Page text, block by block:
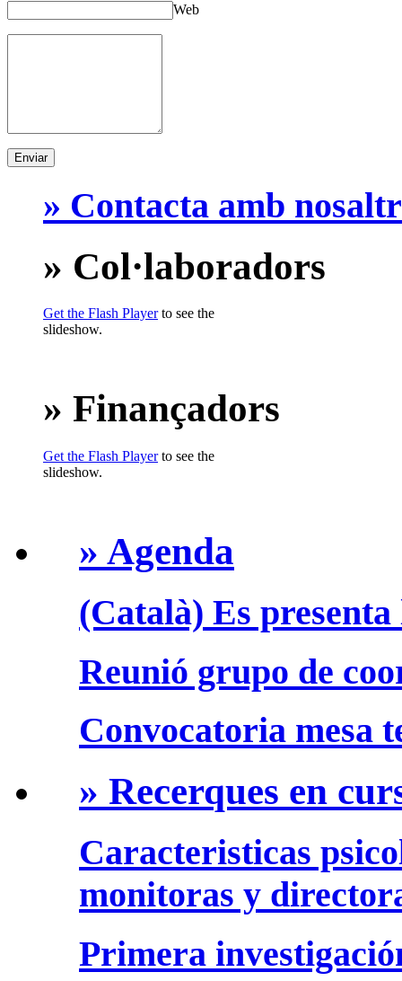
Web
» Contacta amb
» Col·laboradors
Get the Flash Playerto see the
slideshow.
» Finançadors
Get the Flash Playerto see the
slideshow.
» Agenda
(Català) Es
Reunió grupo de
Convocatoria mesa
» Recerques en
Caracteristicas
monitoras y
Primera